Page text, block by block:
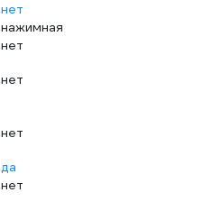
нет
нажимная
нет
нет
нет
да
нет